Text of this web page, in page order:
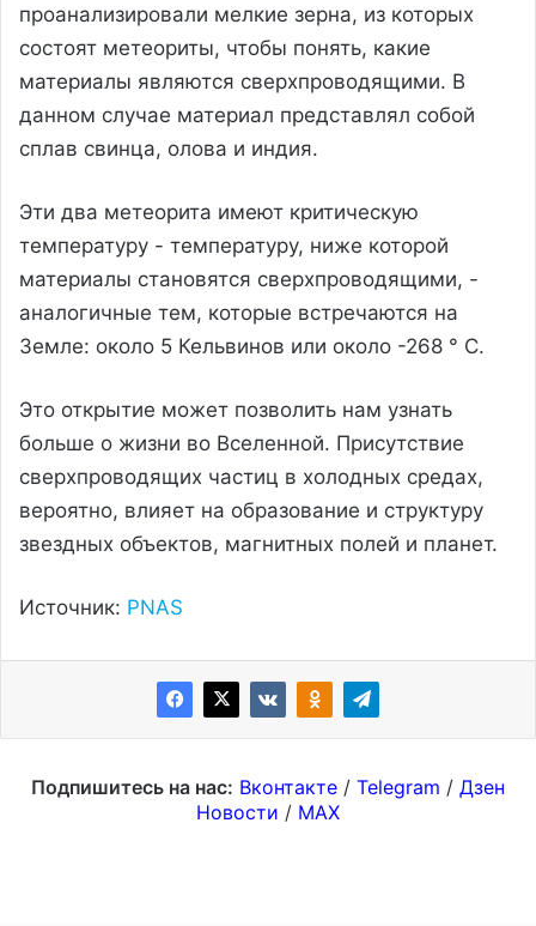
проанализировали мелкие зерна, из которых
состоят метеориты, чтобы понять, какие
материалы являются сверхпроводящими. В
данном случае материал представлял собой
сплав свинца, олова и индия.
Эти два метеорита имеют критическую
температуру - температуру, ниже которой
материалы становятся сверхпроводящими, -
аналогичные тем, которые встречаются на
Земле: около 5 Кельвинов или около -268 ° С.
Это открытие может позволить нам узнать
больше о жизни во Вселенной. Присутствие
сверхпроводящих частиц в холодных средах,
вероятно, влияет на образование и структуру
звездных объектов, магнитных полей и планет.
Источник: PNAS
Подпишитесь на нас: Вконтакте / Telegram / Дзен
Новости / MAX